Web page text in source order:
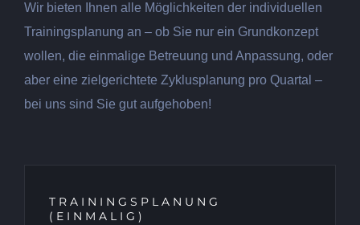
Wir bieten Ihnen alle Möglichkeiten der individuellen
Trainingsplanung an – ob Sie nur ein Grundkonzept
wollen, die einmalige Betreuung und Anpassung, oder
aber eine zielgerichtete Zyklusplanung pro Quartal –
bei uns sind Sie gut aufgehoben!
TRAININGSPLANUNG
(EINMALIG)